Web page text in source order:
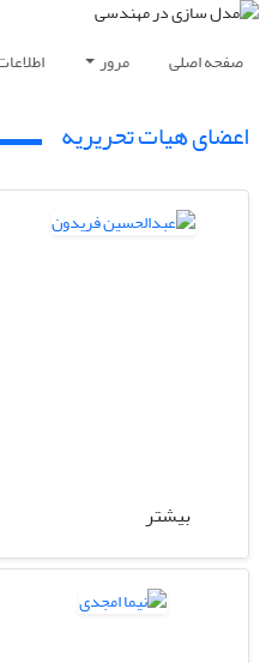
صفحه اصلی مرور
اعضای هیات تحریریه
بیشتر